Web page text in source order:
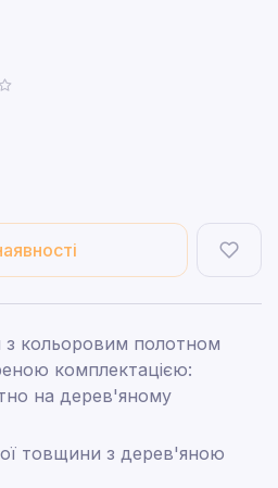
кольоровим полотном
комплектацією:
на дерев'яному
товщини з дерев'яною